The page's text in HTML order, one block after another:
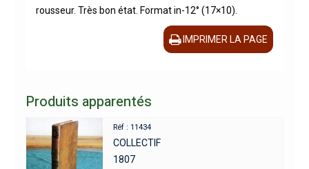
rousseur. Très bon état. Format in-12° (17×10).
IMPRIMER LA PAGE
Produits apparentés
Réf : 11434
COLLECTIF
1807